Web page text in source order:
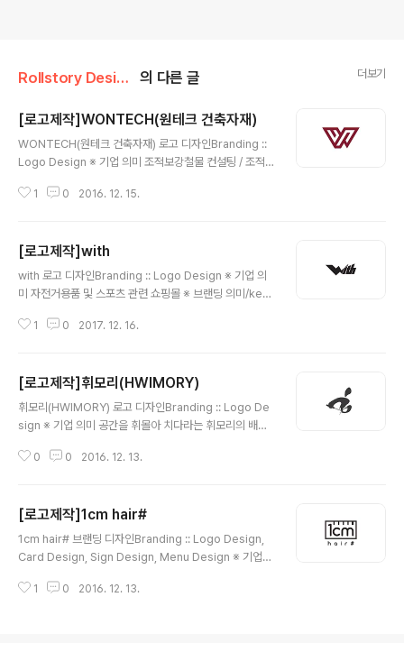
Rollstory Design/12月 - December 의 다른 글 더보기
[로고제작]WONTECH(원테크 건축자재)
WONTECH(원테크 건축자재) 로고 디자인Branding ::
Logo Design ※ 기업 의미 조적보강철물 컨설팅 / 조적
전문적으로 하는 원테크 건축자재 입니다. ※ 브랜딩 의미/
적인 형태로 디자인된 심볼을 디자인 하게 되었습니다. 심
볼과 함께 텍스트를 조합함으로써, 조금더 심플하고 강인
함이 느껴지는 형태로 전체 디자인이 완성 되었습니다.
1 0 2016. 12. 15.
[로고제작]with
with 로고 디자인Branding :: Logo Design ※ 기업 의
미 자전거용품 및 스포츠 관련 쇼핑몰 ※ 브랜딩 의미/key
배치를 하였습니다. 그리고, 에너제틱한 느낌을 주기위하
1 0 2017. 12. 16.
[로고제작]휘모리(HWIMORY)
휘모리(HWIMORY) 로고 디자인Branding :: Logo De
sign ※ 기업 의미 공간을 휘몰아 치다라는 휘모리의 배드
로움, 강인함, 견고함 기존에 한글형태의 '휘모리'서체에서
랙화 하고, 휘모리의 'ㅎ'서체 심볼과 더불어 디자인을 완성
하였습니다.
0 0 2016. 12. 13.
[로고제작]1cm hair#
1cm hair# 브랜딩 디자인Branding :: Logo Design,
Card Design, Sign Design, Menu Design ※ 기업
m 차이'라는 기업의 슬로건에 맞게 1cm도 놓치지 않고 정
1 0 2016. 12. 13.